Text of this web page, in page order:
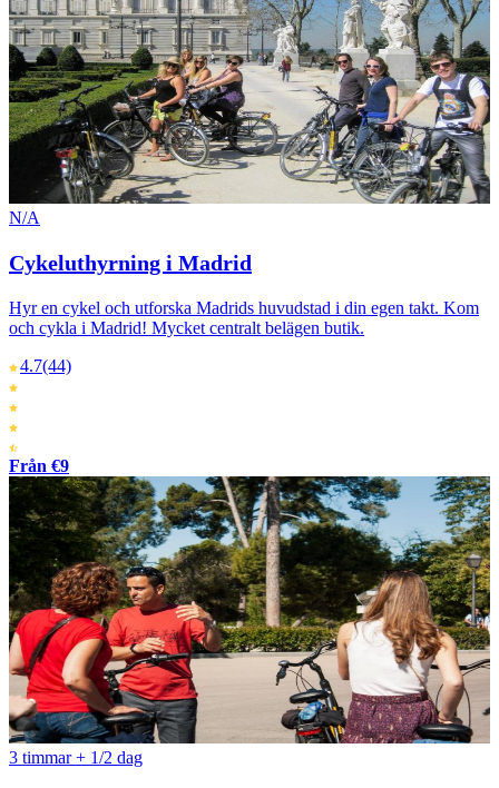
N/A
Cykeluthyrning i Madrid
Hyr en cykel och utforska Madrids huvudstad i din egen takt. Kom
och cykla i Madrid! Mycket centralt belägen butik.
4.7(44)
Från €9
3 timmar + 1/2 dag